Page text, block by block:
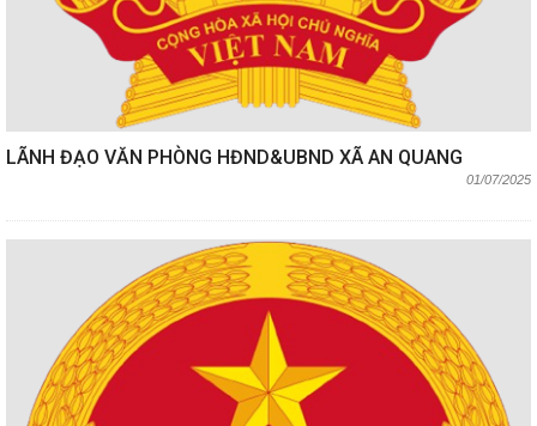
LÃNH ĐẠO VĂN PHÒNG HĐND&UBND XÃ AN QUANG
01/07/2025